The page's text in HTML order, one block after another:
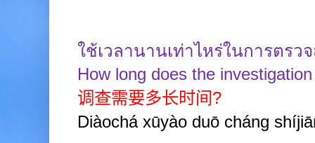
ใช้เวลานานเท่าไหร่ในการตรว
How long does the
调查需要多长时间?
Diàochá xūyào duō cháng